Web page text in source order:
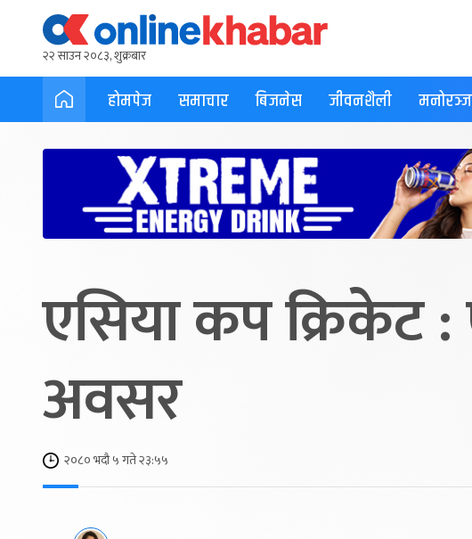
२२ साउन २०८३, शुक्रबार
होमपेज समाचार बिजनेस जीवनशैली
एसिया कप क्रिकेट :
अवसर
२०८० भदौ ५ गते २३:५५